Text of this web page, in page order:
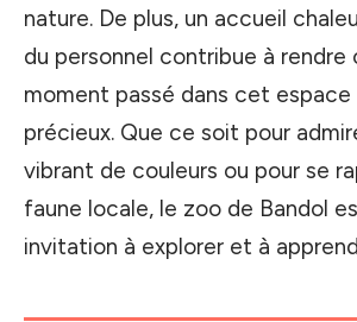
nature. De plus, un accueil
du personnel contribue à rendre
moment passé dans cet espace
précieux. Que ce soit pour
vibrant de couleurs ou pour se
faune locale, le zoo de Bandol
invitation à explorer et à